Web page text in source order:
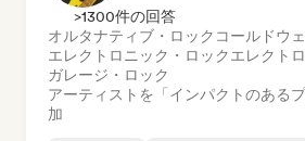
>1300件の回答
オルタナティブ・ロック コールドウ
エレクトロニック・ロックエレクト
ガレージ・ロック
アーティストを「インパクトのある
加